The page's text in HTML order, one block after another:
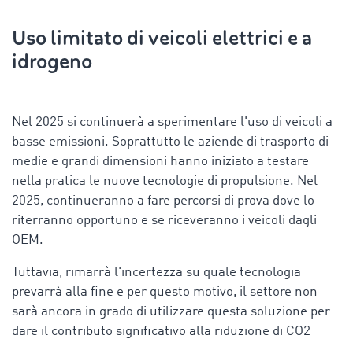
Uso limitato di veicoli elettrici e a
idrogeno
Nel 2025 si continuerà a sperimentare l'uso di veicoli a
basse emissioni. Soprattutto le aziende di trasporto di
medie e grandi dimensioni hanno iniziato a testare
nella pratica le nuove tecnologie di propulsione. Nel
2025, continueranno a fare percorsi di prova dove lo
riterranno opportuno e se riceveranno i veicoli dagli
OEM.
Tuttavia, rimarrà l'incertezza su quale tecnologia
prevarrà alla fine e per questo motivo, il settore non
sarà ancora in grado di utilizzare questa soluzione per
dare il contributo significativo alla riduzione di CO2